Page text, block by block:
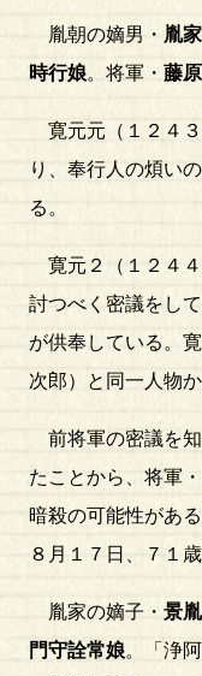
胤朝の嫡男・ 胤家
時行娘。将軍・ 藤
寛元元（１２４３
り、奉行人の煩い
る。
寛元２（１２４４
討つべく密議をし
が供奉している。
次郎）と同一人物か
前将軍の密議を知
たことから、将軍
暗殺の可能性があ
８月１７日、７１
胤家の嫡子・ 景胤
門守詮常娘。「浄